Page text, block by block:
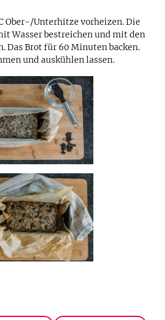
Ober-/Unterhitze vorheizen. Die
Wasser bestreichen und mit den
Das Brot für 60 Minuten backen.
und auskühlen lassen.